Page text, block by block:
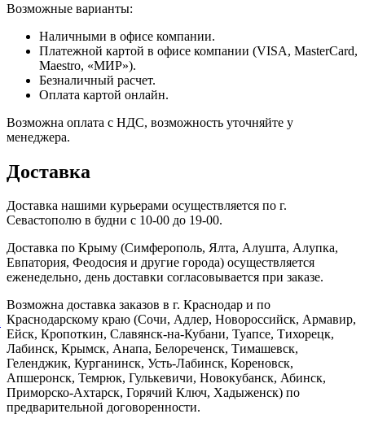
Возможные варианты:
Наличными в офисе компании.
Платежной картой в офисе компании (VISA, MasterCard,
Maestro, «МИР»).
Безналичный расчет.
Оплата картой онлайн.
Возможна оплата с НДС, возможность уточняйте у
менеджера.
Доставка
Доставка нашими курьерами осуществляется по г.
Севастополю в будни с 10-00 до 19-00.
Доставка по Крыму (Симферополь, Ялта, Алушта, Алупка,
Евпатория, Феодосия и другие города) осуществляется
еженедельно, день доставки согласовывается при заказе.
Возможна доставка заказов в г. Краснодар и по
Краснодарскому краю (Сочи, Адлер, Новороссийск, Армавир,
Ейск, Кропоткин, Славянск-на-Кубани, Туапсе, Тихорецк,
Лабинск, Крымск, Анапа, Белореченск, Тимашевск,
Геленджик, Курганинск, Усть-Лабинск, Кореновск,
Апшеронск, Темрюк, Гулькевичи, Новокубанск, Абинск,
Приморско-Ахтарск, Горячий Ключ, Хадыженск) по
предварительной договоренности.